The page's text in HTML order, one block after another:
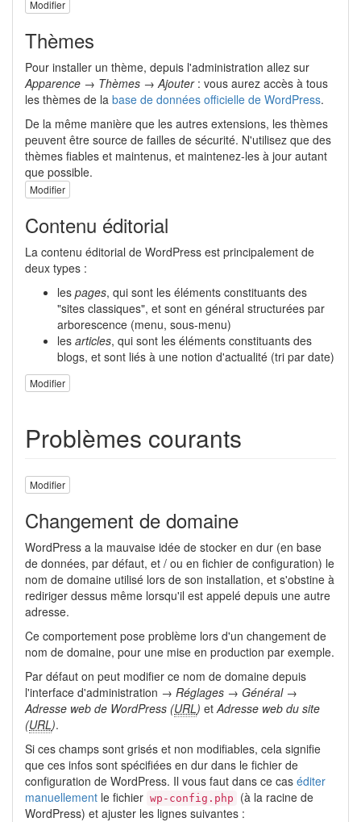
Modifier
Thèmes
Pour installer un thème, depuis l'administration allez sur
Apparence → Thèmes → Ajouter: vous aurez accès à tous
les thèmes de la base de données officielle de WordPress.
De la même manière que les autres extensions, les thèmes
peuvent être source de failles de sécurité. N'utilisez que des
thèmes fiables et maintenus, et maintenez-les à jour autant
que possible.
Modifier
Contenu éditorial
La contenu éditorial de WordPress est principalement de
deux types :
les pages, qui sont les éléments constituants des
"sites classiques", et sont en général structurées par
arborescence (menu, sous-menu)
les articles, qui sont les éléments constituants des
blogs, et sont liés à une notion d'actualité (tri par date)
Modifier
Problèmes courants
Modifier
Changement de domaine
WordPress a la mauvaise idée de stocker en dur (en base
de données, par défaut, et / ou en fichier de configuration) le
nom de domaine utilisé lors de son installation, et s'obstine à
rediriger dessus même lorsqu'il est appelé depuis une autre
adresse.
Ce comportement pose problème lors d'un changement de
nom de domaine, pour une mise en production par exemple.
Par défaut on peut modifier ce nom de domaine depuis
l'interface d'administration → Réglages → Général→
Adresse web de WordPress (URL) et Adresse web du site
(URL).
Si ces champs sont grisés et non modifiables, cela signifie
que ces infos sont spécifiées en dur dans le fichier de
configuration de WordPress. Il vous faut dans ce cas éditer
manuellement le fichier wp-config.php
(à la racine de
WordPress) et ajuster les lignes suivantes :